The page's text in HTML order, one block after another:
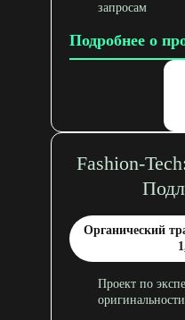
запросам
Подробнее о
Fashion-
Органический
Проект по